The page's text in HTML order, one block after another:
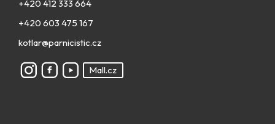
+420 412 333 664
+420 603 475 167
kotlar@parnicistic.cz
Mall.cz